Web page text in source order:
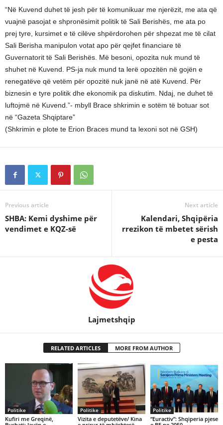
“Në Kuvend duhet të jesh për të komunikuar me njerëzit, me ata që
vuajnë pasojat e shpronësimit politik të Sali Berishës, me ata po
prej tyre, kursimet e të cilëve shpërdorohen për shpezat me të cilat
Sali Berisha manipulon votat apo për qejfet financiare të
Guvernatorit të Sali Berishës. Më besoni, opozita nuk mund të
shuhet në Kuvend. PS-ja nuk mund ta lerë opozitën në gojën e
renegatëve që vetëm për opozitë nuk janë në atë Kuvend. Për
biznesin e tyre politik dhe ekonomik pa diskutim. Ndaj, ne duhet të
luftojmë në Kuvend.”- mbyll Brace shkrimin e sotëm të botuar sot
në “Gazeta Shqiptare”
(Shkrimin e plote te Erion Braces mund ta lexoni sot në GSH)
Previous article
SHBA: Kemi dyshime për
vendimet e KQZ-së
Next article
Kalendari, Shqipëria
rrezikon të mbetet sërish
e pesta
Lajmetshqip
RELATED ARTICLES MORE FROM AUTHOR
Politike
Kufiri me Greqinë,
Politike
Vizita e deputetëve/ Kina
Politike
“Euractiv”: Shqiperia pjese